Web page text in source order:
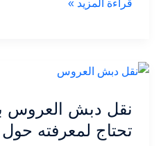
خدمات
بجدة:
تسهيل
حفلات
الزفاف
قراءة المزيد »
نقل دبش العروس
تحتاج لمعرفته